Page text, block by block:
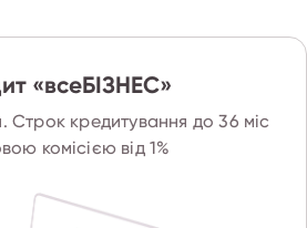
«всеБІЗНЕС»
Строк кредитування до 36 міс
комісією від 1%